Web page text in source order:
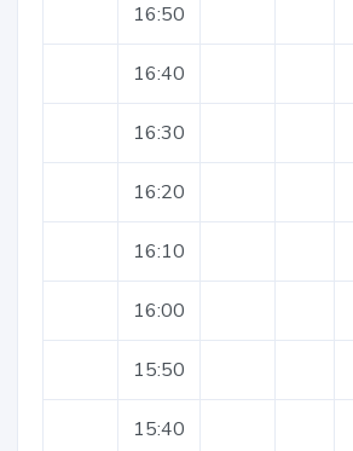
16:50
16:40
16:30
16:20
16:10
16:00
15:50
15:40